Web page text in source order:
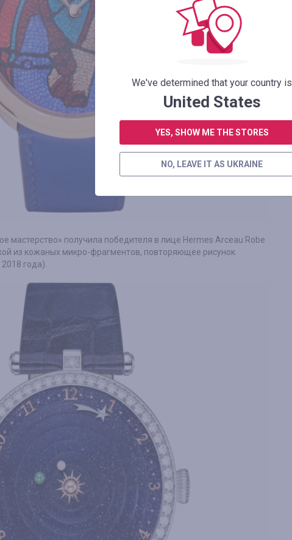
мастерство» получила победителя в лице Hermes Arceau Robe
из кожаных микро-фрагментов, повторяющее рисунок
года).
We've determined that your country is
United States
YES, SHOW ME THE STORES
NO, LEAVE IT AS UKRAINE